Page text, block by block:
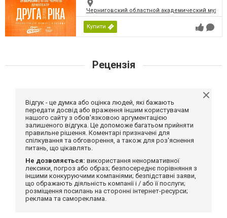
Черниговский областной академический
Купити
Рецензія
Відгук - це думка або оцінка людей, які бажають
передати досвід або враження іншим користувачам
нашого сайту з обов'язковою аргументацією
залишеного відгука. Це допоможе багатьом прийняти
правильне рішення. Коментарі призначені для
спілкування та обговорення, а також для роз'яснення
питань, що цікавлять.
Не дозволяється: використання ненормативної
лексики, погроз або образ; безпосереднє порівняння з
іншими конкуруючими компаніями; безпідставні заяви,
що ображають діяльність компанії і / або її послуги;
розміщення посилань на сторонні інтернет-ресурси;
реклама та самореклама.